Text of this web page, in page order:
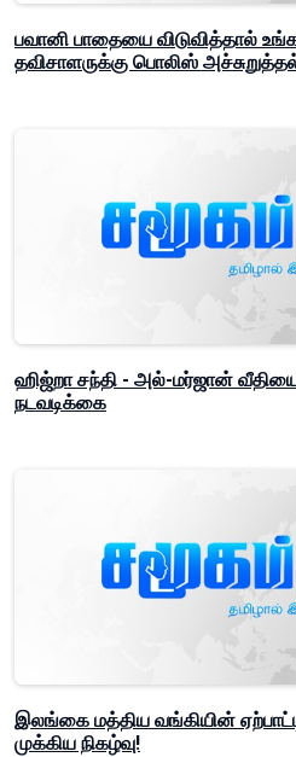
பவானி பாதையை விடுவித்தால்
தவிசாளருக்கு பொலிஸ்
ஹிஜ்றா சந்தி - அல்-மர்ஜான்
நடவடிக்கை
இலங்கை மத்திய வங்கியின்
முக்கிய நிகழ்வு!